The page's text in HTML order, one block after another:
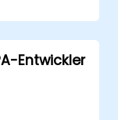
Entwickler